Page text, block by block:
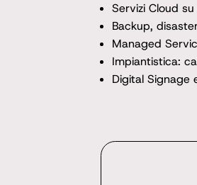
Servizi Cloud
Backup,
Managed
Impiantistica:
Digital Signage